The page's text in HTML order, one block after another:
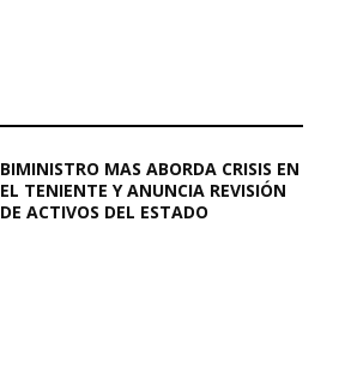
BIMINISTRO MAS ABORDA CRISIS EN
EL TENIENTE Y ANUNCIA REVISIÓN
DE ACTIVOS DEL ESTADO